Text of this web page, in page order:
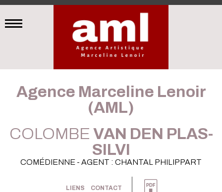
Agence Marceline Lenoir
(AML)
COLOMBE VAN DEN PLAS-
SILVI
COMÉDIENNE - AGENT : CHANTAL PHILIPPART
LIENS CONTACT